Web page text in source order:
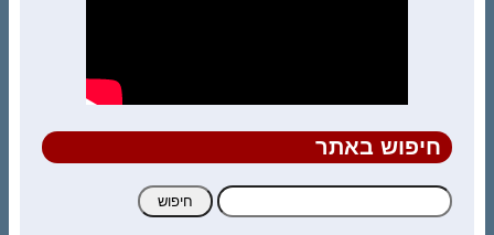
חיפוש באתר
חיפוש: